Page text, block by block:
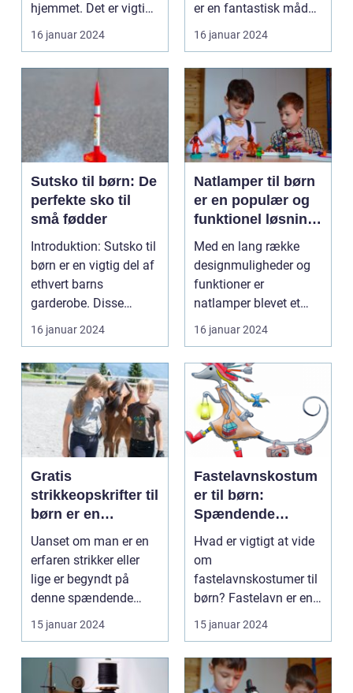
hjemmet. Det er vigtigt
at vælge d...
16 januar 2024
er en fantastisk måde
at skabe underho...
16 januar 2024
Sutsko til børn: De
perfekte sko til
små fødder
Introduktion: Sutsko til
børn er en vigtig del af
ethvert barns
garderobe. Disse
behagelige og varme...
16 januar 2024
Natlamper til børn
er en populær og
funktionel løsning
til at skabe
tryghed og hygge i
børneværelser
Med en lang række
designmuligheder og
funktioner er
natlamper blevet et
uundværligt element i
mange ...
16 januar 2024
Gratis
strikkeopskrifter til
børn er en
fantastisk
ressource for
forældre og
bedsteforældre,
som ønsker at
skabe skønne og
personlige
strikkede stykker
tøj til deres små
Uanset om man er en
erfaren strikker eller
lige er begyndt på
denne spændende
hobby, er der et væld ...
15 januar 2024
Fastelavnskostum
er til børn:
Spændende
muligheder og
historisk udvikling
Hvad er vigtigt at vide
om
fastelavnskostumer til
børn? Fastelavn er en
populær tradition i
mange la...
15 januar 2024